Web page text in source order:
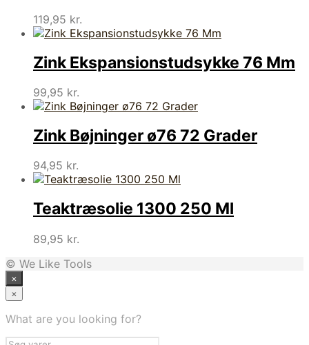
119,95 kr.
Zink Ekspansionstudsykke 76 Mm
99,95 kr.
Zink Bøjninger ø76 72 Grader
94,95 kr.
Teaktræsolie 1300 250 Ml
89,95 kr.
© We Like Tools
×
×
What are you looking for?